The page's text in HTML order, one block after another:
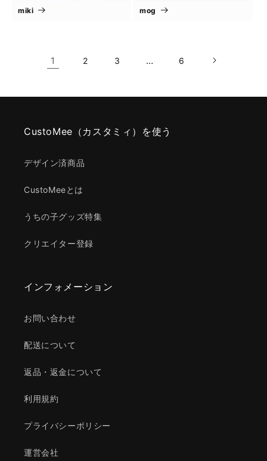
miki mog
1 2 3 … 6
CustoMee（カスタミィ）を使う
デザイン済商品
CustoMeeとは
うちの子グッズ特集
クリエイター登録
インフォメーション
お問い合わせ
配送について
返品・返金について
利用規約
プライバシーポリシー
運営会社